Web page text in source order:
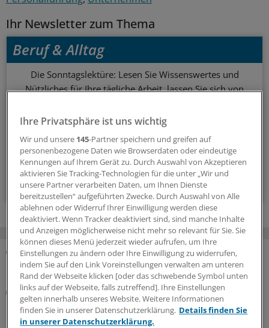
Ihr Newsletter zum Thema
Beruf & Alltag
Die Sonntagslektüre: Lesen Sie Wissenswertes und
Nützliches für Ihre tägliche Arbeit, lassen Sie sich von
einen Schritt voraus.
wöchentlich (Sonntag)
Zum Abonnieren bitte anmelden
MEHR ZUM THEMA
Urteil
Bundesarbeitsgericht stärkt Kündigungsschutz
bei Elternzeit
Ihre Privatsphäre ist uns wichtig
Wir und unsere 145-Partner speichern und greifen auf
personenbezogene Daten wie Browserdaten oder eindeutige
Kennungen auf Ihrem Gerät zu. Durch Auswahl von Akzeptieren
aktivieren Sie Tracking-Technologien für die unter „Wir und
unsere Partner verarbeiten Daten, um Ihnen Dienste
bereitzustellen“ aufgeführten Zwecke. Durch Auswahl von Alle
ablehnen oder Widerruf Ihrer Einwilligung werden diese
deaktiviert. Wenn Tracker deaktiviert sind, sind manche Inhalte
und Anzeigen möglicherweise nicht mehr so relevant für Sie. Sie
können dieses Menü jederzeit wieder aufrufen, um Ihre
Einstellungen zu ändern oder Ihre Einwilligung zu widerrufen,
indem Sie auf den Link Voreinstellungen verwalten am unteren
Rand der Webseite klicken [oder das schwebende Symbol unten
links auf der Webseite, falls zutreffend]. Ihre Einstellungen
gelten innerhalb unseres Website. Weitere Informationen
finden Sie in unserer Datenschutzerklärung. Details finden Sie
in unserer Datenschutzerklärung.